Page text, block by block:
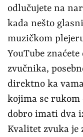
odlučujete na
kada nešto
muzičkom
YouTube
zvučnika,
direktno ka
kojima se rukom
dobro imati dva
Kvalitet zvuka je